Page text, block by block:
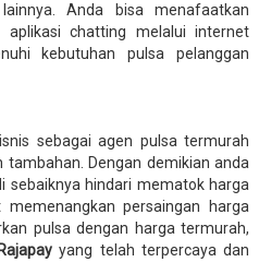
Anda bisa menafaatkan
aplikasi chatting melalui internet
kebutuhan pulsa pelanggan
sebagai agen pulsa termurah
Dengan demikian anda
sebaiknya hindari mematok harga
persaingan harga
pulsa dengan harga termurah,
Rajapayyang telah terpercaya dan